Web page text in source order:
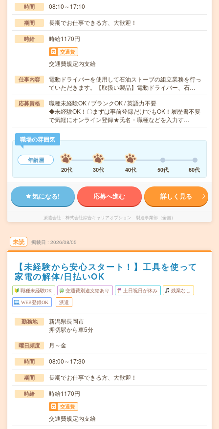
時間 08:10～17:10
期間 長期でお仕事できる方、大歓迎！
時給 時給1170円
交通費
交通費規定内支給
仕事内容
電動ドライバーを使用して石油ストーブの組立業務を行っ
ていただきます。【取扱い製品】電動ドライバー、石…
応募資格
職種未経験OK / ブランクOK / 英語力不要
◆未経験OK！〇まずは事前登録だけでもOK！履歴書不要
で気軽にオンライン登録★氏名・職種などを入力す…
職場の雰囲気
年齢層
20代
30代 40代 50代 60代
気になる! 応募へ進む 詳しく見る
派遣会社 株式会社綜合キャリアオプション 製造事業部（全国）
未読 掲載日 2026/08/05
【未経験から安心スタート！】工具を使って
家電の解体/日払いOK
職種未経験OK 交通費別途支給あり 土日祝日が休み 残業なし
WEB登録OK 派遣
勤務地
新潟県長岡市
押切駅から車5分
曜日頻度 月～金
時間 08:00～17:30
期間 長期でお仕事できる方、大歓迎！
時給 時給1170円
交通費
交通費規定内支給